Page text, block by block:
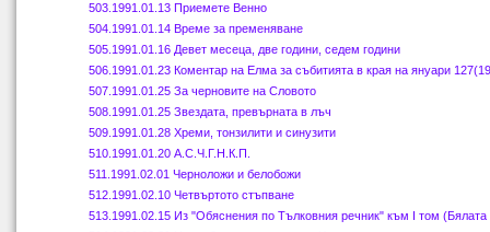
503 .1991. 01 .13 Приемете Венно
504. 1991. 01 .14 Време за пременяване
505 .1991. 01 .16 Девет месеца, две години, седем години
506 .1991. 01 .23 Коментар на Елма за събитията в края на януари
507 .1991. 01 .25 За черновите на Словото
508 .1991.01.25 Звездата, превърната в лъч
509 .1991.01.28 Хреми, тонзилити и синузити
510 .1991.01.20 А.С.Ч.Г.Н.К.П.
511 .1991.02.01 Черноложи и белобожи
512 .1991.02. 10 Четвъртото стъпване
513 .1991.02. 15 Из "Обяснения по Тълковния речник" към
том (Бялата